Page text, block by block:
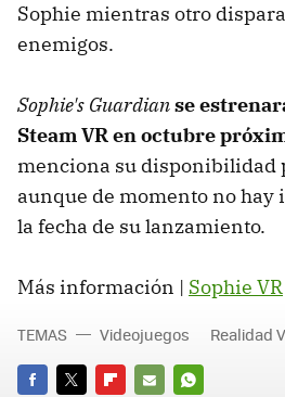
Sophie mientras otro
enemigos.
Sophie's Guardianse
Steam VR en octubre
menciona su disponibilidad
aunque de momento no
la fecha de su lanzamiento.
Más información | Sophie VR
TEMAS Videojuegos Realidad